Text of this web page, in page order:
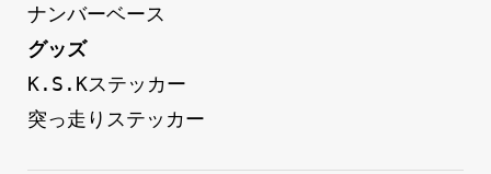
ナンバーベース
グッズ
K.S.Kステッカー
突っ走りステッカー